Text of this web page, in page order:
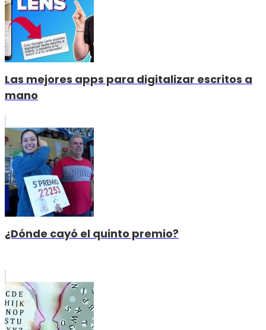
Las mejores apps para digitalizar escritos a
mano
¿Dónde cayó el quinto premio?